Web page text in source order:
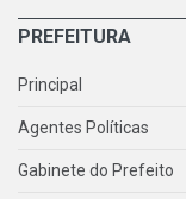
PREFEITURA
Principal
Agentes Políticas
Gabinete do Prefeito